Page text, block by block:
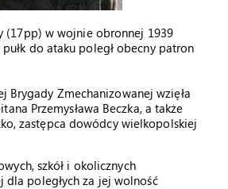
(17pp) w wojnie obronnej 1939
do ataku poległ obecny patron
Zmechanizowanej wzięła
Przemysława Beczka, a także
zastępca dowódcy wielkopolskiej
szkół i okolicznych
dla poległych za jej wolność